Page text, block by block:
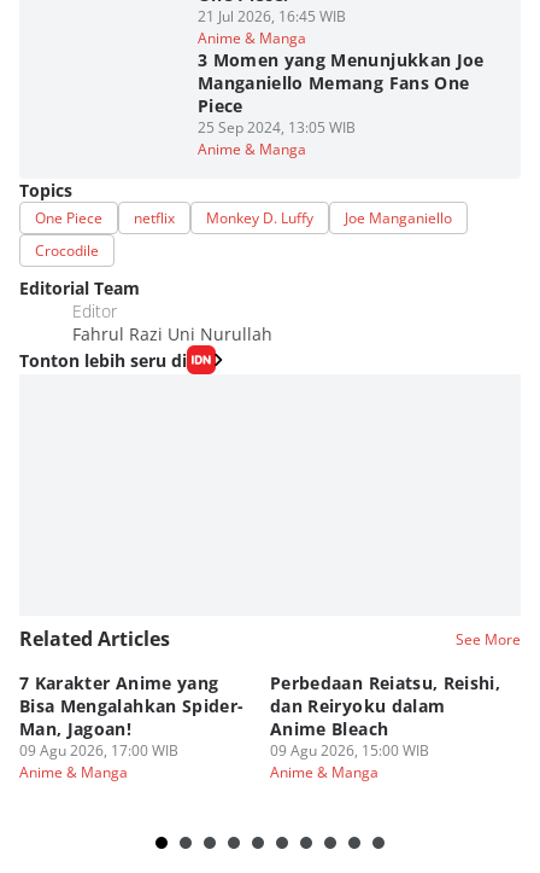
21 Jul 2026, 16:45 WIB
Anime & Manga
3 Momen yang Menunjukkan Joe
Manganiello Memang Fans One
Piece
25 Sep 2024, 13:05 WIB
Anime & Manga
Topics
One Piece netflix Monkey D. Luffy
Joe Manganiello
Crocodile
Editorial Team
Editor
Fahrul Razi Uni Nurullah
Tonton lebih seru di
Related Articles See More
7 Karakter Anime yang
Bisa Mengalahkan Spider-
Man, Jagoan!
09 Agu 2026, 17:00 WIB
Anime & Manga
Perbedaan Reiatsu, Reishi,
dan Reiryoku dalam
Anime Bleach
09 Agu 2026, 15:00 WIB
Anime & Manga